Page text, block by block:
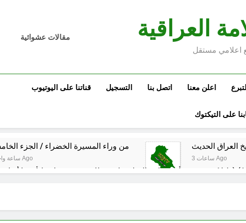
العراقية
اعلامي مستقل
مقالات عشوائية
اعلن معنا اتصل بنا التسجيل قناتنا على اليوتيوب
على التيكتوك
من وراء المسيرة الخضراء / الجزء
ساعة واحدة Ago
العراق الحديث
3 ساعات Ago
على الحدود العراقية: لماذا الآن؟ وهل العراق هو المقصود في هذه